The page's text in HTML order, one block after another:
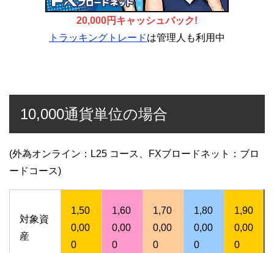
20,000円キャッシュバック!
トラッキングトレードは管理人も利用中
10,000通貨単位の場合
(外為オンライン：L25 コース、FXブロードネット：ブロ
ードコース)
対象資
産
1,50
0,00
0
1,60
0,00
0
1,70
0,00
0
1,80
0,00
0
1,90
0,00
0